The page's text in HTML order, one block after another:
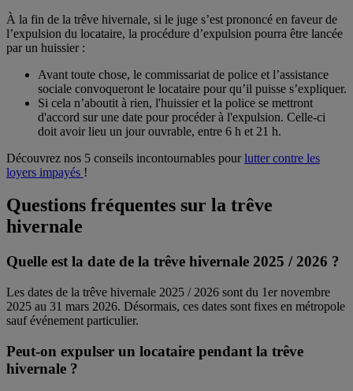
À la fin de la trêve hivernale, si le juge s’est prononcé en faveur de
l’expulsion du locataire, la procédure d’expulsion pourra être lancée
par un huissier :
Avant toute chose, le commissariat de police et l’assistance
sociale convoqueront le locataire pour qu’il puisse s’expliquer.
Si cela n’aboutit à rien, l'huissier et la police se mettront
d'accord sur une date pour procéder à l'expulsion. Celle-ci
doit avoir lieu un jour ouvrable, entre 6 h et 21 h.
Découvrez nos 5 conseils incontournables pourlutter contre les
loyers impayés !
Questions fréquentes sur la trêve
hivernale
Quelle est la date de la trêve hivernale 2025 / 2026 ?
Les dates de la trêve hivernale 2025 / 2026 sont du 1er novembre
2025 au 31 mars 2026. Désormais, ces dates sont fixes en métropole
sauf événement particulier.
Peut-on expulser un locataire pendant la trêve
hivernale ?